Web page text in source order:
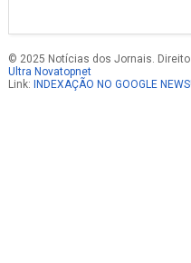
© 2025 Notícias dos Jornais.
Ultra Novatopnet
Link: INDEXAÇÃO NO GOOGLE NEWS!